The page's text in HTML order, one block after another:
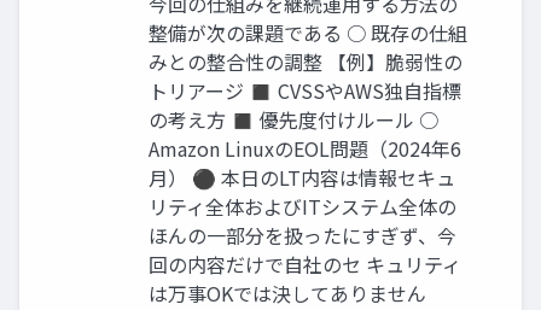
整備が次の課題である ○ 既存の仕組
みとの整合性の調整 【例】脆弱性の
トリアージ ◼ CVSSやAWS独自指標
の考え方 ◼ 優先度付けルール ○
Amazon LinuxのEOL問題（2024年6
月） ⚫ 本日のLT内容は情報セキュ
リティ全体およびITシステム全体の
ほんの一部分を扱ったにすぎず、今
回の内容だけで自社のセ キュリティ
は万事OKでは決してありません